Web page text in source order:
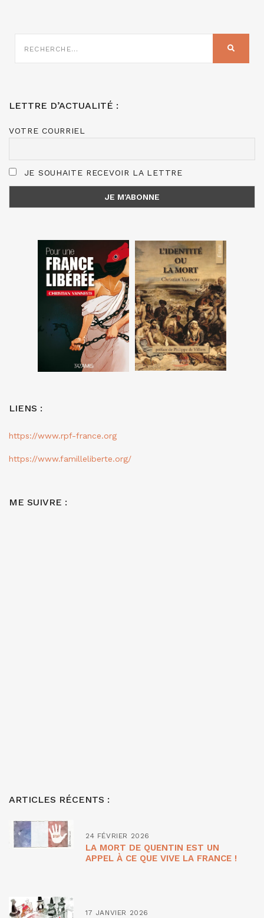
SUR
LETTRE D’ACTUALITÉ :
VOTRE COURRIEL
JE SOUHAITE RECEVOIR LA LETTRE
LIENS :
https://www.rpf-france.org
https://www.familleliberte.org/
ME SUIVRE :
ARTICLES RÉCENTS :
24 FÉVRIER 2026
LA MORT DE QUENTIN EST UN
APPEL À CE QUE VIVE LA FRANCE !
17 JANVIER 2026